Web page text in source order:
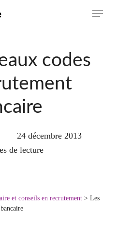
Menu
codes
24 décembre 2013
de lecture
et conseils en recrutement> Les